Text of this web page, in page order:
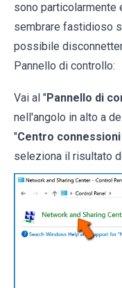
sono particolarmente
sembrare fastidioso
possibile
Pannello di controllo:
Vai al "Pannello di
nell'angolo in alto a
"Centro
seleziona il risultato